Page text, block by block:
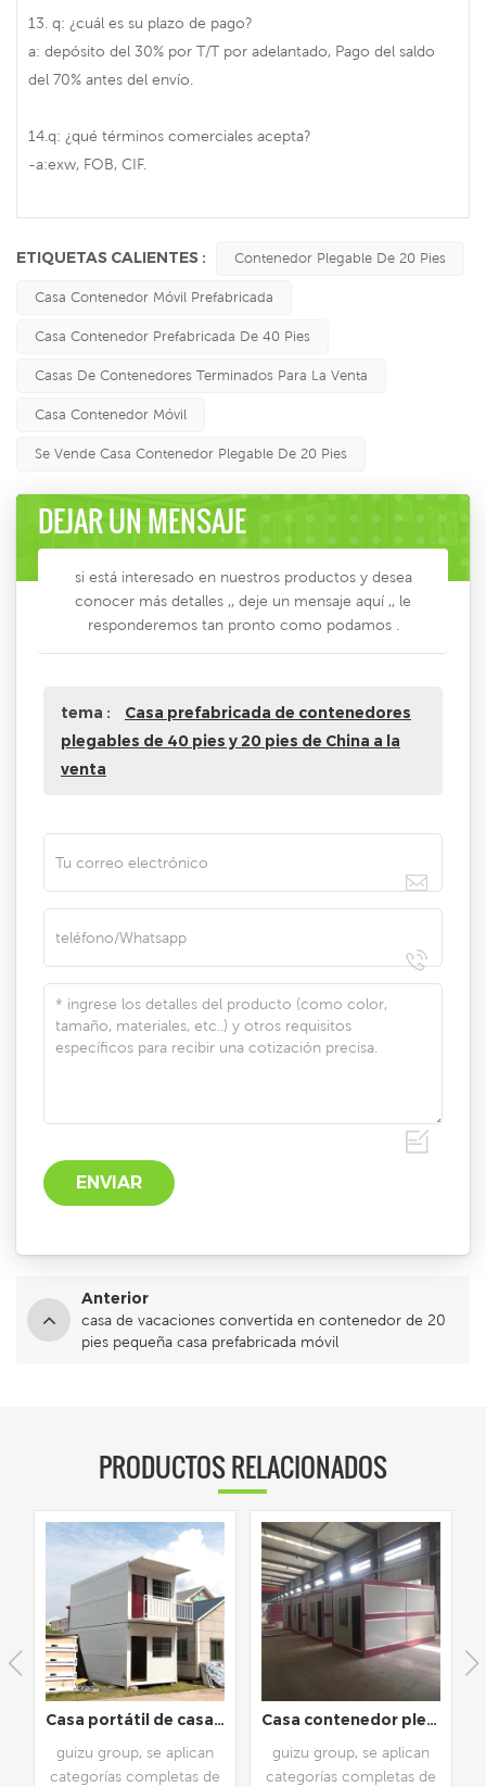
13. q: ¿cuál es su plazo de pago?
a: depósito del 30% por T/T por adelantado, Pago del saldo
del 70% antes del envío.
14.q: ¿qué términos comerciales acepta?
-a:exw, FOB, CIF.
ETIQUETAS CALIENTES : Contenedor Plegable De 20 Pies
Casa Contenedor Móvil Prefabricada
Casa Contenedor Prefabricada De 40 Pies
Casas De Contenedores Terminados Para La Venta
Casa Contenedor Móvil
Se Vende Casa Contenedor Plegable De 20 Pies
DEJAR UN MENSAJE
si está interesado en nuestros productos y desea
conocer más detalles ,, deje un mensaje aquí ,, le
responderemos tan pronto como podamos .
tema :
Casa prefabricada de contenedores
plegables de 40 pies y 20 pies de China a la
venta
Anterior
casa de vacaciones convertida en contenedor de 20
pies pequeña casa prefabricada móvil
PRODUCTOS RELACIONADOS
Casa portátil de casa de contenedor de vida fabricada de lujo
guizu group, se aplican
categorías completas de
Casa contenedor plegable de 20 pies de instalación rápida y fácil de bajo costo
guizu group, se aplican
categorías completas de